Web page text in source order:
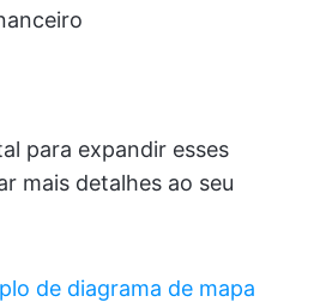
para expandir esses
mais detalhes ao seu
de diagrama de mapa